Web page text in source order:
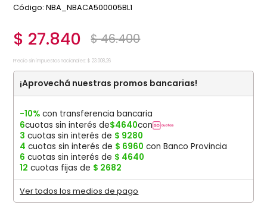
:NBA_NBACA500005BL1
$ 27.840 $46.400
Precio sin impuestos nacionales: $ 23.008,26
¡Aprovechá nuestras promos bancarias!
-10% con transferencia bancaria
6cuotas sin interés de$4640con
3 cuotas sin interés de $ 9280
4 cuotas sin interés de $ 6960 con Banco Provincia
6 cuotas sin interés de $ 4640
12 cuotas fijas de $ 2682
Ver todos los medios de pago